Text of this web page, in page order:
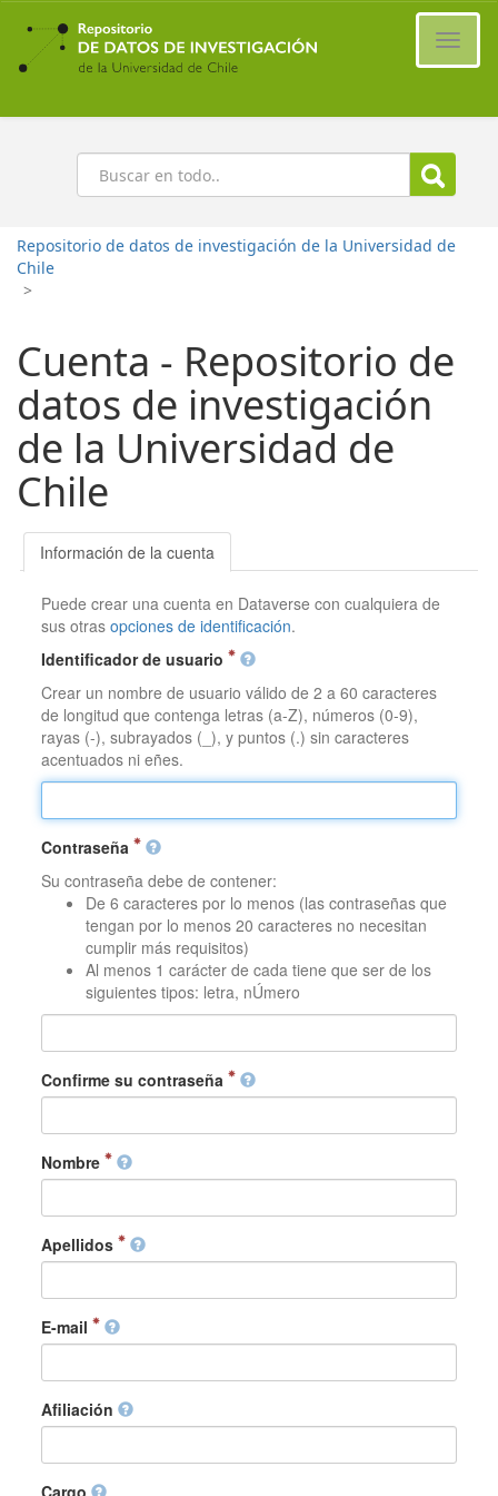
Ir
contenido
principal
Buscar
Repositorio de datos de investigación de la Universidad de
Chile
>
Cuenta - Repositorio de
datos de investigación
de la Universidad de
Chile
Información de la cuenta
Puede crear una cuenta en Dataverse con cualquiera de
sus otrasopciones de identificación.
Identificador de usuario
Crear un nombre de usuario válido de 2 a 60 caracteres
de longitud que contenga letras (a-Z), números (0-9),
rayas (-), subrayados (_), y puntos (.) sin caracteres
acentuados ni eñes.
Contraseña
Su contraseña debe de contener:
De 6 caracteres por lo menos (las contraseñas que
tengan por lo menos 20 caracteres no necesitan
cumplir más requisitos)
Al menos 1 carácter de cada tiene que ser de los
siguientes tipos: letra, nÚmero
Confirme su contraseña
Nombre
Apellidos
E-mail
Afiliación
Cargo